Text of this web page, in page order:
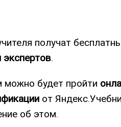
получат
экспертов.
будет пройти
от
об этом.